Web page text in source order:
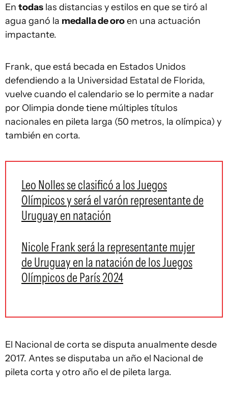
En todas las distancias y estilos en que se tiró al
agua ganó la medalla de oroen una actuación
impactante.
Frank, que está becada en Estados Unidos
defendiendo a la Universidad Estatal de Florida,
vuelve cuando el calendario se lo permite a nadar
por Olimpia donde tiene múltiples títulos
nacionales en pileta larga (50 metros, la olímpica) y
también en corta.
Leo Nolles se clasificó a los Juegos
Olímpicos y será el varón representante de
Uruguay en natación
Nicole Frank será la representante mujer
de Uruguay en la natación de los Juegos
Olímpicos de París 2024
El Nacional de corta se disputa anualmente desde
2017. Antes se disputaba un año el Nacional de
pileta corta y otro año el de pileta larga.